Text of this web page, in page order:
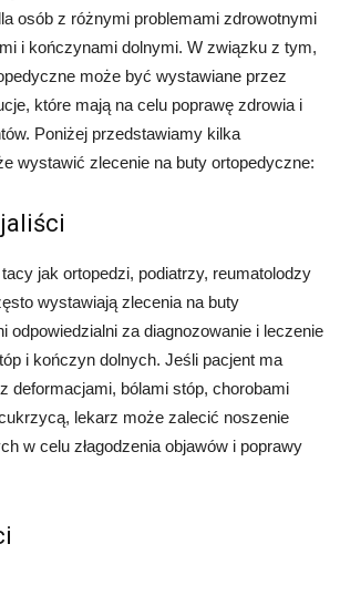
osób z różnymi problemami zdrowotnymi
i kończynami dolnymi. W związku z tym,
może być wystawiane przez
które mają na celu poprawę zdrowia i
Poniżej przedstawiamy kilka
wystawić zlecenie na buty ortopedyczne:
jak ortopedzi, podiatrzy, reumatolodzy
wystawiają zlecenia na buty
odpowiedzialni za diagnozowanie i leczenie
i kończyn dolnych. Jeśli pacjent ma
deformacjami, bólami stóp, chorobami
lekarz może zalecić noszenie
w celu złagodzenia objawów i poprawy